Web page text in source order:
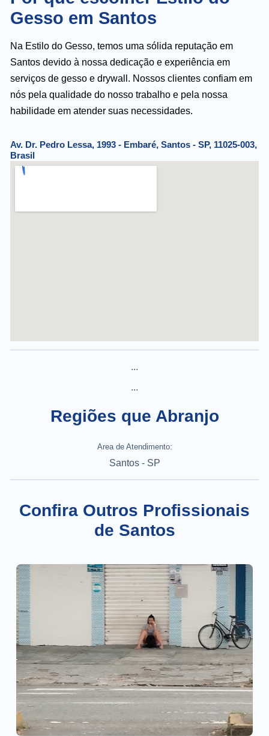
Gesso em Santos
Na Estilo do Gesso, temos uma sólida reputação em
Santos devido à nossa dedicação e experiência em
serviços de gesso e drywall. Nossos clientes confiam em
nós pela qualidade do nosso trabalho e pela nossa
habilidade em atender suas necessidades.
Av. Dr. Pedro Lessa, 1993 - Embaré, Santos - SP, 11025-003,
Brasil
...
...
Regiões que Abranjo
Area de Atendimento:
Santos - SP
Confira Outros Profissionais
de Santos